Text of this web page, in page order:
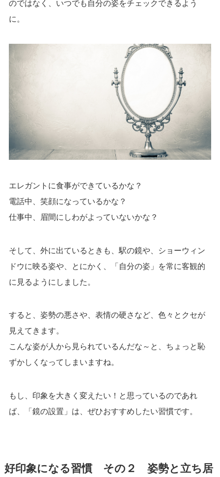
のではなく、いつでも自分の姿をチェックできるよう
に。
エレガントに食事ができているかな？
電話中、笑顔になっているかな？
仕事中、眉間にしわがよっていないかな？
そして、外に出ているときも、駅の鏡や、ショーウィン
ドウに映る姿や、とにかく、「自分の姿」を常に客観的
に見るようにしました。
すると、姿勢の悪さや、表情の硬さなど、色々とクセが
見えてきます。
こんな姿が人から見られているんだな～と、ちょっと恥
ずかしくなってしまいますね。
もし、印象を大きく変えたい！と思っているのであれ
ば、「鏡の設置」は、ぜひおすすめしたい習慣です。
好印象になる習慣 その２ 姿勢と立ち居